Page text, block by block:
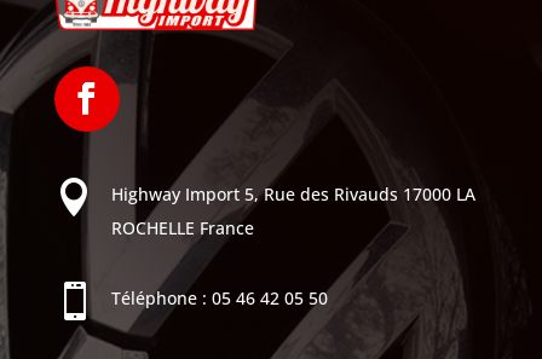
 Highway Import 5, Rue des Rivauds 17000 LA
ROCHELLE France
 Téléphone : 05 46 42 05 50